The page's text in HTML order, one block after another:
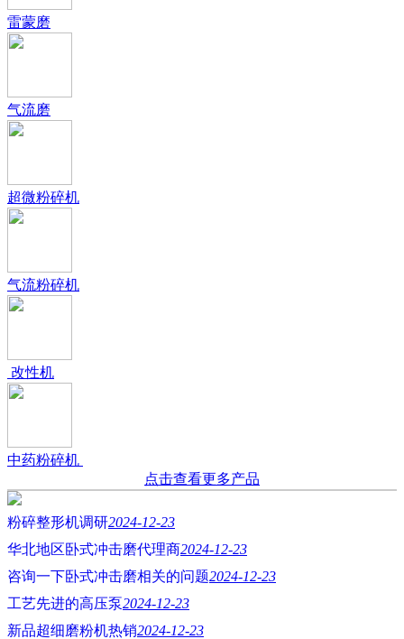
雷蒙磨
气流磨
超微粉碎机
气流粉碎机
改性机
中药粉碎机
点击查看更多产品
粉碎整形机调研2024-12-23
华北地区卧式冲击磨代理商2024-12-23
咨询一下卧式冲击磨相关的问题2024-12-23
工艺先进的高压泵2024-12-23
新品超细磨粉机热销2024-12-23